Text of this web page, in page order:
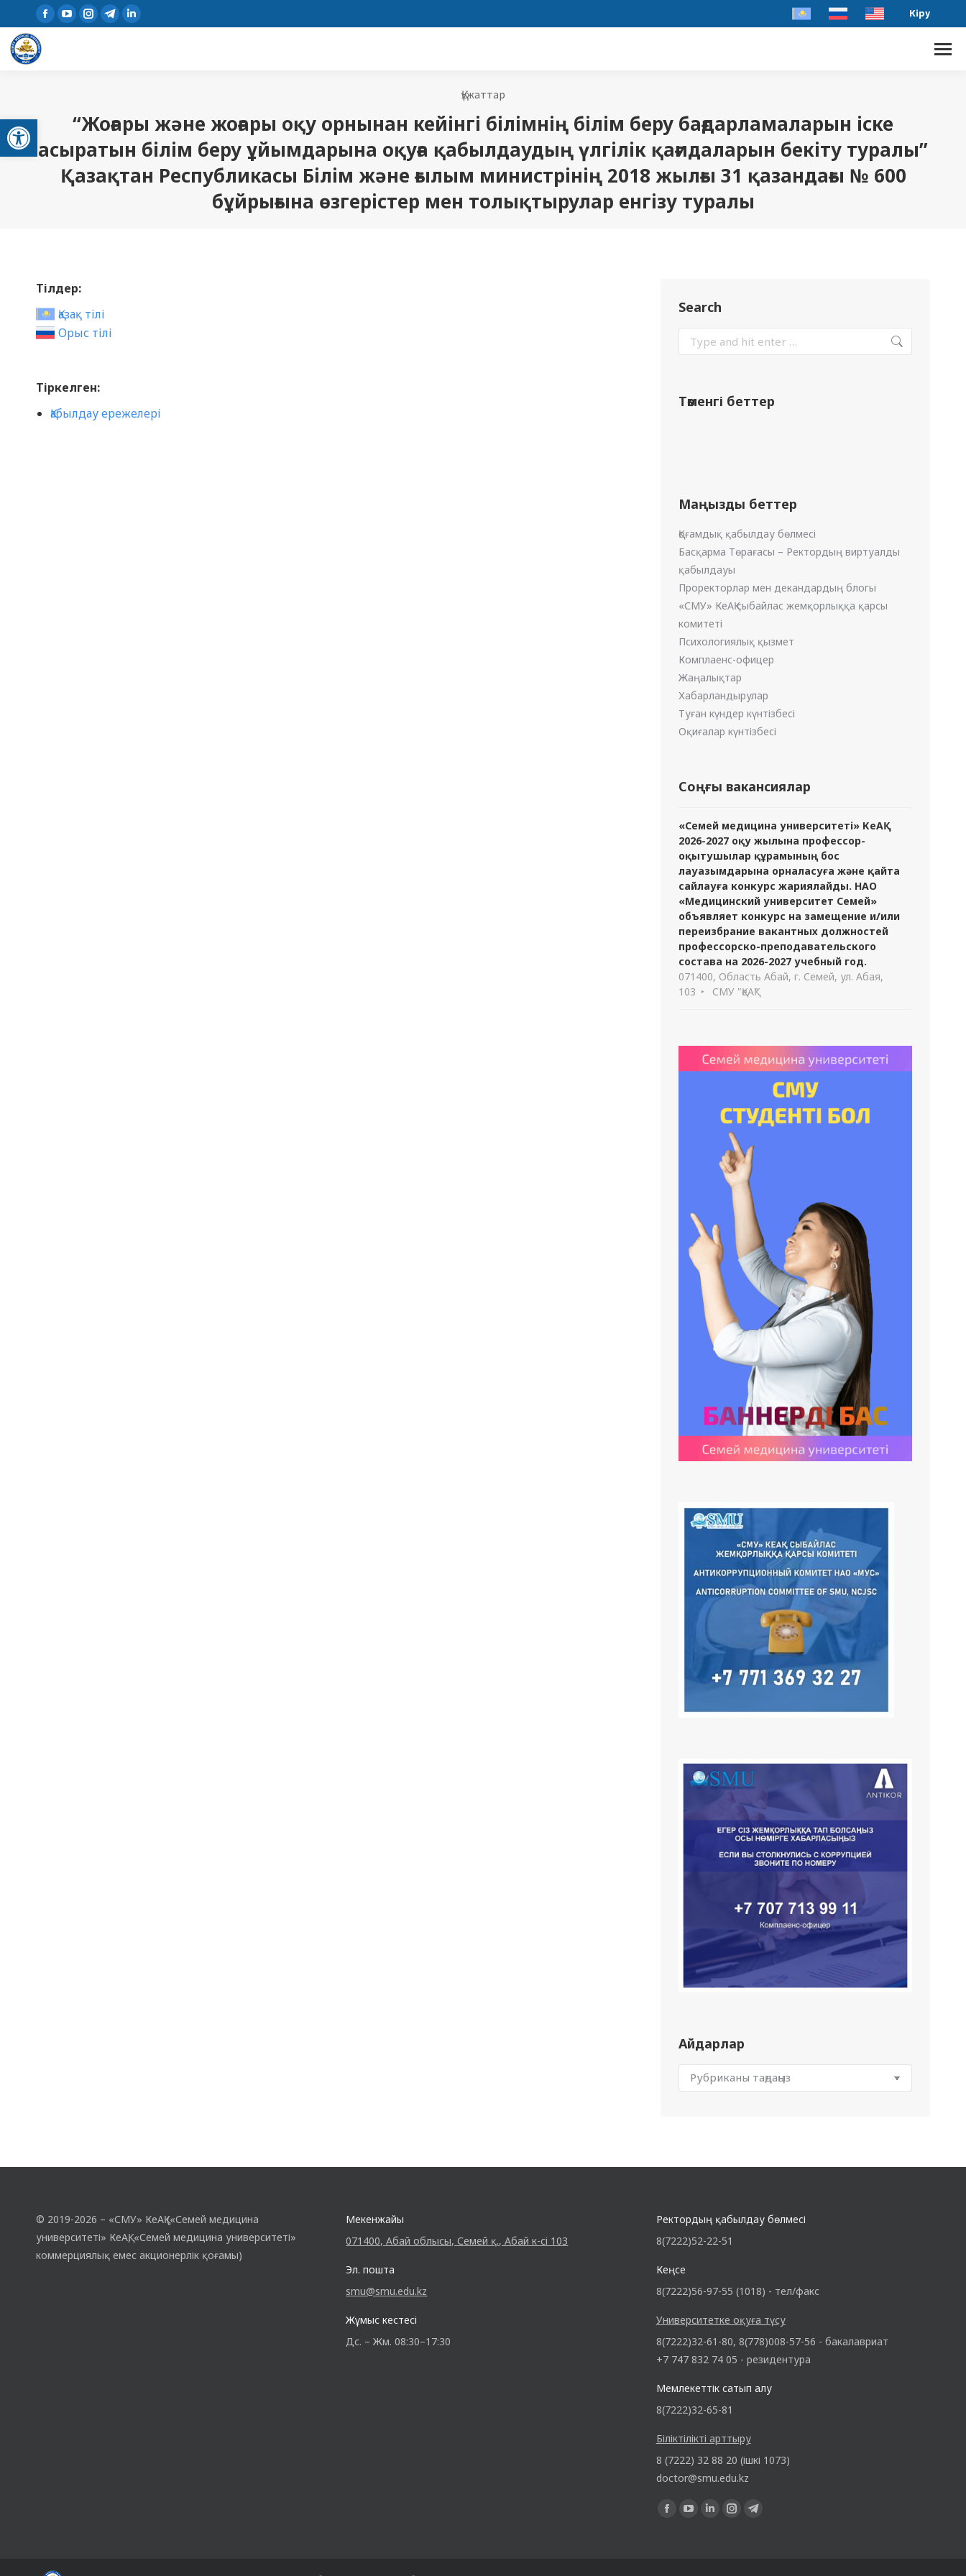
Open toolbar
Кіру
Құжаттар
“Жоғары және жоғары оқу орнынан кейінгі білімнің білім беру бағдарламаларын iске
асыратын бiлiм беру ұйымдарына оқуға қабылдаудың үлгілік қағидаларын бекіту туралы”
Қазақтан Республикасы Білім және ғылым министрінің 2018 жылғы 31 қазандағы № 600
бұйрығына өзгерістер мен толықтырулар енгізу туралы
Тілдер:
Қазақ тілі
Орыс тілі
Тіркелген:
Қабылдау ережелері
Search
Төменгі беттер
Маңызды беттер
Қоғамдық қабылдау бөлмесі
Басқарма Төрағасы – Ректордың виртуалды
қабылдауы
Проректорлар мен декандардың блогы
«СМУ» КеАҚ сыбайлас жемқорлыққа қарсы
комитеті
Психологиялық қызмет
Комплаенс-офицер
Жаңалықтар
Хабарландырулар
Туған күндер күнтізбесі
Оқиғалар күнтізбесі
Соңғы вакансиялар
«Семей медицина университеті» КеАҚ
2026-2027 оқу жылына профессор-
оқытушылар құрамының бос
лауазымдарына орналасуға және қайта
сайлауға конкурс жариялайды. НАО
«Медицинский университет Семей»
объявляет конкурс на замещение и/или
переизбрание вакантных должностей
профессорско-преподавательского
состава на 2026-2027 учебный год.
071400, Область Абай, г. Семей, ул. Абая,
103
СМУ "ҚеАҚ"
Айдарлар
© 2019-2026 – «СМУ» КеАҚ («Семей медицина
университеті» КеАҚ, «Семей медицина университеті»
коммерциялық емес акционерлік қоғамы)
Мекенжайы
071400, Абай облысы, Семей қ., Абай к-сі 103
Эл. пошта
smu@smu.edu.kz
Жұмыс кестесі
Дс. – Жм. 08:30–17:30
Ректордың қабылдау бөлмесі
8(7222)52-22-51
Кеңсе
8(7222)56-97-55 (1018) - тел/факс
Университетке оқуға түсу
8(7222)32-61-80, 8(778)008-57-56 - бакалавриат
+7 747 832 74 05 - резидентура
Мемлекеттік сатып алу
8(7222)32-65-81
Біліктілікті арттыру
8 (7222) 32 88 20 (ішкі 1073)
doctor@smu.edu.kz
Find us on: